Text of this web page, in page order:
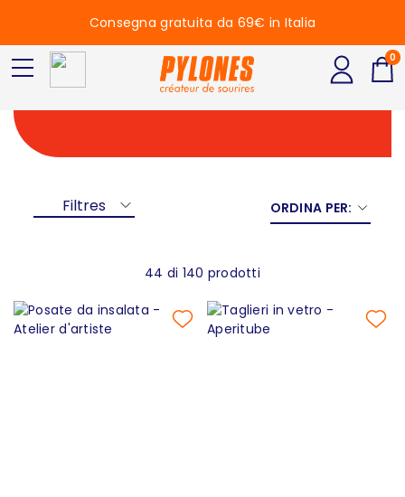
Cucina
Filtres ORDINA PER:
44 di 140 prodotti
Consegna gratuita da 69€ in Italia
0